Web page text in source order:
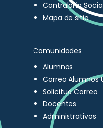
Contraloría Social
Mapa de sitio
Comunidades
Alumnos
Correo Alumnos
Solicitud Correo
Docentes
Administrativos